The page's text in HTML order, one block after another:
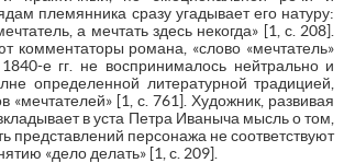
племянника сразу угадывает его натуру:
а мечтать здесь некогда» [1, с. 208].
комментаторы романа, «слово «мечтатель»
е гг. не воспринималось нейтрально и
определенной литературной традицией,
«мечтателей» [1, с. 761]. Художник, развивая
в уста Петра Иваныча мысль о том,
представлений персонажа не соответствуют
«дело делать» [1, с. 209].